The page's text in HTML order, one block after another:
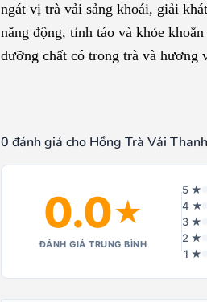
ngát vị trà vải sảng khoái, giải
năng động, tỉnh táo và khỏe
dưỡng chất có trong trà và hương
0 đánh giá cho Hồng Trà Vải
0.0★
ĐÁNH GIÁ TRUNG BÌNH
5 ★
4 ★
3 ★
2 ★
1 ★